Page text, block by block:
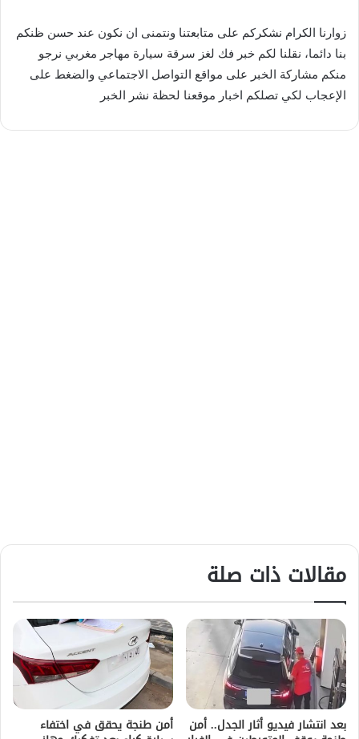
زوارنا الكرام نشكركم على متابعتنا ونتمنى ان نكون عند حسن ظنكم
بنا دائما، نقلنا لكم خبر فك لغز سرقة سيارة مهاجر مغربي نرجو
منكم مشاركة الخبر على مواقع التواصل الاجتماعي والضغط على
الإعجاب لكي تصلكم اخبار موقعنا لحظة نشر الخبر
مقالات ذات صلة
بعد انتشار فيديو أثار الجدل.. أمن أمن طنجة يحقق في اختفاء